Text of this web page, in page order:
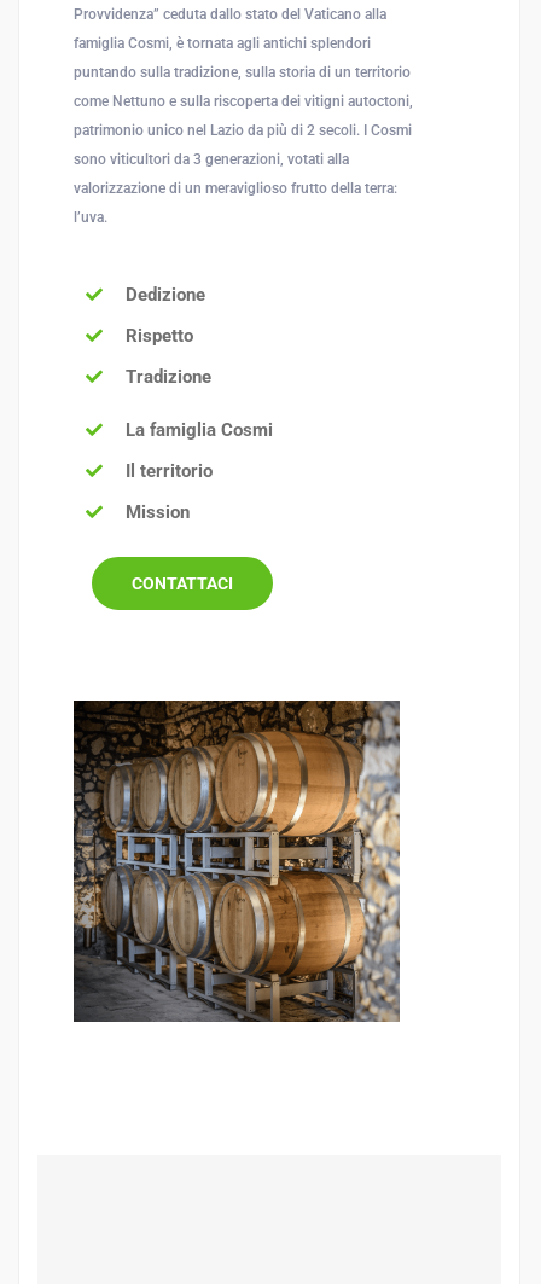
Provvidenza” ceduta dallo stato del Vaticano alla
famiglia Cosmi, è tornata agli antichi splendori
puntando sulla tradizione, sulla storia di un territorio
come Nettuno e sulla riscoperta dei vitigni autoctoni,
patrimonio unico nel Lazio da più di 2 secoli. I Cosmi
sono viticultori da 3 generazioni, votati alla
valorizzazione di un meraviglioso frutto della terra:
l’uva.
Dedizione
Rispetto
Tradizione
La famiglia Cosmi
Il territorio
Mission
CONTATTACI